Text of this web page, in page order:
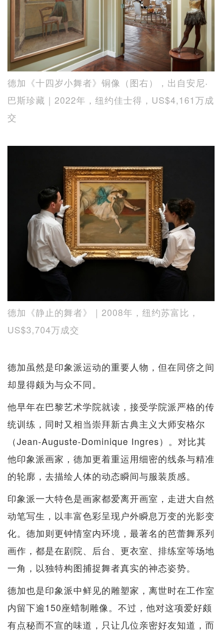
德加《十四岁小舞者》铜像（图右），出自安尼‧
巴斯珍藏｜2022年，纽约佳士得，US$4,161万成
交
德加《静止的舞者》｜2008年，纽约苏富比，
US$3,704万成交
德加虽然是印象派运动的重要人物，但在同侪之间
却显得颇为与众不同。
他早年在巴黎艺术学院就读，接受学院派严格的传
统训练，同时又相当崇拜新古典主义大师安格尔
（Jean-Auguste-Dominique Ingres）。对比其
他印象派画家，德加更着重运用细密的线条与精准
的轮廓，去描绘人体的动态瞬间与服装质感。
印象派一大特色是画家都爱离开画室，走进大自然
动笔写生，以丰富色彩呈现户外瞬息万变的光影变
化。德加则更钟情室内环境，最著名的芭蕾舞系列
画作，都是在剧院、后台、更衣室、排练室等场地
一角，以独特构图捕捉舞者真实的神态姿势。
德加也是印象派中鲜见的雕塑家，离世时在工作室
内留下逾150座蜡制雕像。不过，他对这项爱好颇
有点秘而不宣的味道，只让几位亲密好友知道，而